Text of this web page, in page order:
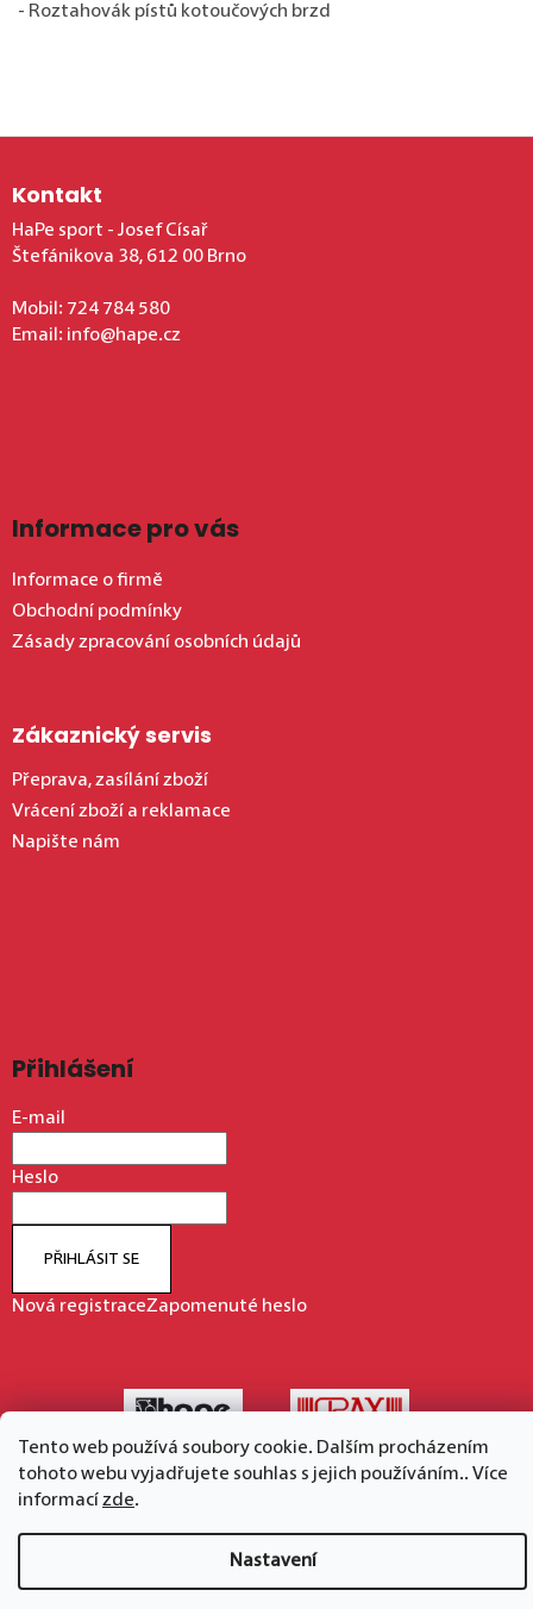
Tento web používá soubory cookie. Dalším procházením
tohoto webu vyjadřujete souhlas s jejich používáním.. Více
informací zde.
Nastavení
- Roztahovák pístů kotoučových brzd
Zápatí
Kontakt
HaPe sport - Josef Císař
Štefánikova 38, 612 00 Brno
Mobil: 724 784 580
Email: info@hape.cz
Informace pro vás
Informace o firmě
Obchodní podmínky
Zásady zpracování osobních údajů
Zákaznický servis
Přeprava, zasílání zboží
Vrácení zboží a reklamace
Napište nám
Přihlášení
E-mail
Heslo
PŘIHLÁSIT SE
Nová registraceZapomenuté heslo
Copyright 2026hape.cz. Všechna práva vyhrazena.